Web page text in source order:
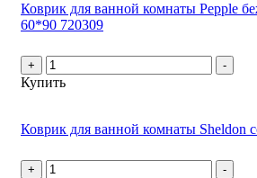
Коврик для ванной комнаты Pepple
60*90 720309
+ -
Купить
Коврик для ванной комнаты Sheldon
+ -